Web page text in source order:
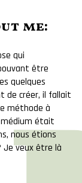
me:
qui
être
quelques
de créer, il fallait
méthode à
était
nous étions
Je veux être là